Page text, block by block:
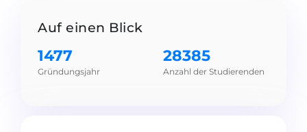
Auf einen Blick
1477
Gründungsjahr
28385
Anzahl der Studierenden